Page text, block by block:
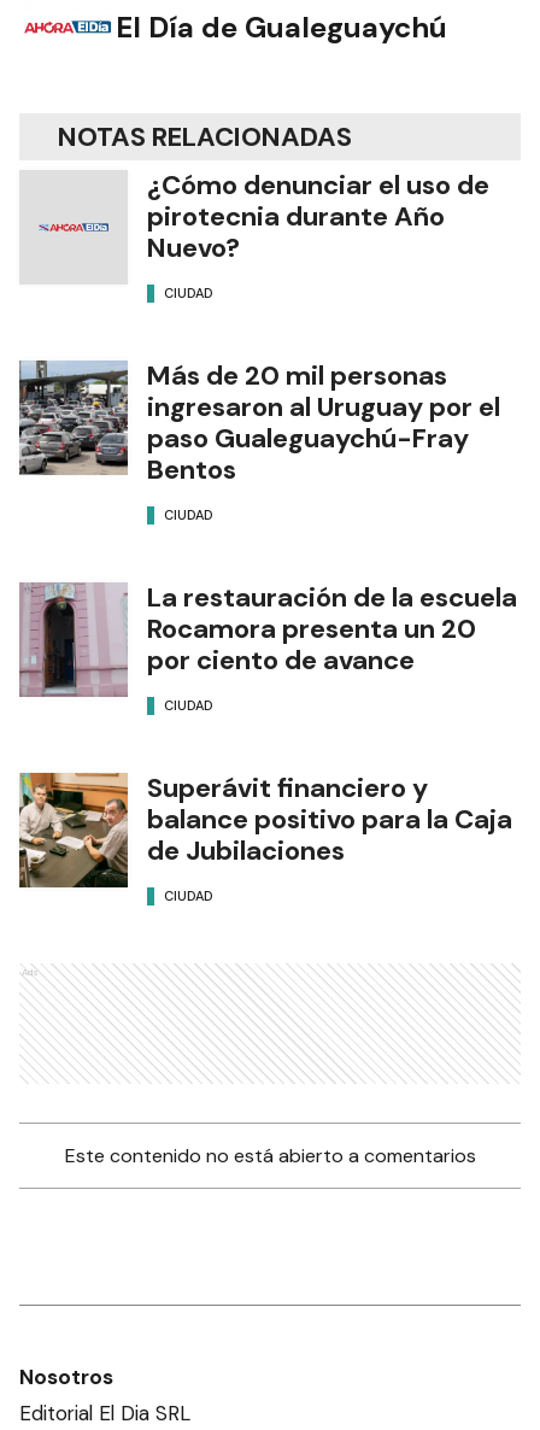
El Día de Gualeguaychú
NOTAS RELACIONADAS
¿Cómo denunciar el uso de
pirotecnia durante Año
Nuevo?
CIUDAD
Más de 20 mil personas
ingresaron al Uruguay por el
paso Gualeguaychú-Fray
Bentos
CIUDAD
La restauración de la escuela
Rocamora presenta un 20
por ciento de avance
CIUDAD
Superávit financiero y
balance positivo para la Caja
de Jubilaciones
CIUDAD
Ads
Este contenido no está abierto a comentarios
Nosotros
Editorial El Dia SRL